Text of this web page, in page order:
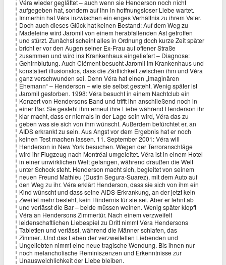
Véra wieder geglättet – auch wenn sie Henderson noch nicht
aufgegeben hat, sondern auf ihn in hoffnungsloser Liebe wartet.
Immerhin hat Véra inzwischen ein enges Verhältnis zu ihrem Vater.
Doch auch dieses Glück hat keinen Bestand: Auf dem Weg zu
Madeleine wird Jaromil von einem herabfallenden Ast getroffen
und stürzt. Zunächst scheint alles in Ordnung doch kurze Zeit später
bricht er vor den Augen seiner Ex-Frau auf offener Straße
zusammen und wird ins Krankenhaus eingeliefert – Diagnose:
Gehirnblutung. Auch Clément besucht Jaromil im Krankenhaus und
konstatiert illusionslos, dass die Zärtlichkeit zwischen ihm und Véra
ganz verschwunden sei. Denn Véra hat einen „imaginären
Ehemann“ – Henderson – wie sie selbst gesteht. Wenig später ist
Jaromil gestorben. 1998: Véra besucht in einem Nachtclub ein
Konzert von Hendersons Band und trifft ihn anschließend noch in
einer Bar. Sie gesteht ihm erneut ihre Liebe während Henderson ihr
klar macht, dass er niemals in der Lage sein wird, Véra das zu
geben was sie sich von ihm wünscht. Außerdem befürchtet er, an
AIDS erkrankt zu sein. Aus Angst vor dem Ergebnis hat er noch
keinen Test machen lassen. 11. September 2001: Véra will
Henderson in New York besuchen. Wegen der Terroranschläge
wird ihr Flugzeug nach Montréal umgeleitet. Véra ist in einem Hotel
in einer unwirklichen Welt gefangen, während draußen die Welt
unter Schock steht. Henderson macht sich, begleitet von seinem
neuen Freund Mathieu (Dustin Segura-Suarez), mit dem Auto auf
den Weg zu ihr. Véra erklärt Henderson, dass sie sich von ihm ein
Kind wünscht und dass seine AIDS-Erkrankung, an der jetzt kein
Zweifel mehr besteht, kein Hindernis für sie sei. Aber er lehnt ab
und verlässt die Bar – beide müssen weinen. Wenig später klopft
Véra an Hendersons Zimmertür. Nach einem verzweifelt
leidenschaftlichen Liebespiel zu Dritt nimmt Véra Hendersons
Tabletten und verlässt, während die Männer schlafen, das
Zimmer...Und das Leben der verzweifelten Liebenden und
Ungeliebten nimmt eine neue tragische Wendung. Bis ihnen nur
noch melancholische Reminiszenzen und Erkenntnisse zur
Unausweichlichkeit der Liebe bleiben.